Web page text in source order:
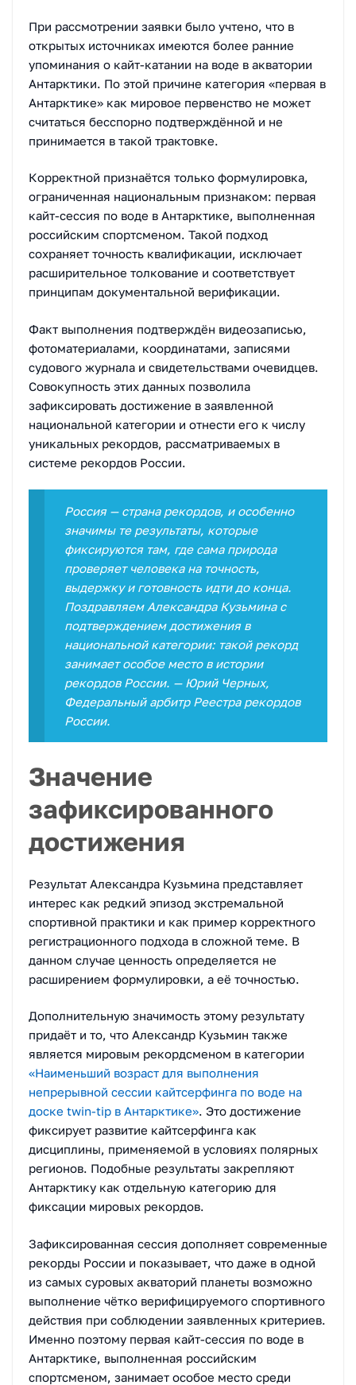
При рассмотрении заявки было учтено, что в
открытых источниках имеются более ранние
упоминания о кайт-катании на воде в акватории
Антарктики. По этой причине категория «первая в
Антарктике» как мировое первенство не может
считаться бесспорно подтверждённой и не
принимается в такой трактовке.
Корректной признаётся только формулировка,
ограниченная национальным признаком: первая
кайт-сессия по воде в Антарктике, выполненная
российским спортсменом. Такой подход
сохраняет точность квалификации, исключает
расширительное толкование и соответствует
принципам документальной верификации.
Факт выполнения подтверждён видеозаписью,
фотоматериалами, координатами, записями
судового журнала и свидетельствами очевидцев.
Совокупность этих данных позволила
зафиксировать достижение в заявленной
национальной категории и отнести его к числу
уникальных рекордов, рассматриваемых в
системе рекордов России.
Россия — страна рекордов, и особенно
значимы те результаты, которые
фиксируются там, где сама природа
проверяет человека на точность,
выдержку и готовность идти до конца.
Поздравляем Александра Кузьмина с
подтверждением достижения в
национальной категории: такой рекорд
занимает особое место в истории
рекордов России. — Юрий Черных,
Федеральный арбитр Реестра рекордов
России.
Значение
зафиксированного
достижения
Результат Александра Кузьмина представляет
интерес как редкий эпизод экстремальной
спортивной практики и как пример корректного
регистрационного подхода в сложной теме. В
данном случае ценность определяется не
расширением формулировки, а её точностью.
Дополнительную значимость этому результату
придаёт и то, что Александр Кузьмин также
является мировым рекордсменом в категории
«Наименьший возраст для выполнения
непрерывной сессии кайтсерфинга по воде на
доске twin-tip в Антарктике». Это достижение
фиксирует развитие кайтсерфинга как
дисциплины, применяемой в условиях полярных
регионов. Подобные результаты закрепляют
Антарктику как отдельную категорию для
фиксации мировых рекордов.
Зафиксированная сессия дополняет современные
рекорды России и показывает, что даже в одной
из самых суровых акваторий планеты возможно
выполнение чётко верифицируемого спортивного
действия при соблюдении заявленных критериев.
Именно поэтому первая кайт-сессия по воде в
Антарктике, выполненная российским
спортсменом, занимает особое место среди